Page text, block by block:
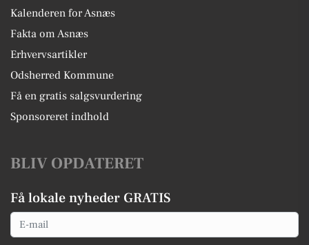
Kalenderen for Asnæs
Fakta om Asnæs
Erhvervsartikler
Odsherred Kommune
Få en gratis salgsvurdering
Sponsoreret indhold
BLIV OPDATERET
Få lokale nyheder GRATIS
Email